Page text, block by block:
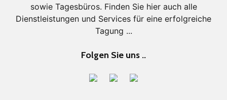
sowie Tagesbüros. Finden Sie hier auch alle
Dienstleistungen und Services für eine erfolgreiche
Tagung ...
Folgen Sie uns ..